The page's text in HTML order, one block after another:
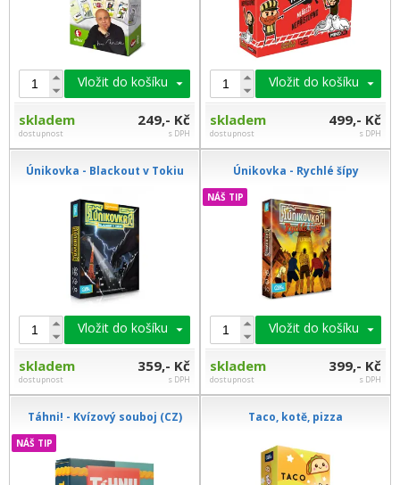
Vložit do košíku
skladem
dostupnost
249,- Kč
s DPH
Vložit do košíku
skladem
dostupnost
499,- Kč
s DPH
Únikovka - Blackout v Tokiu
Vložit do košíku
skladem
dostupnost
359,- Kč
s DPH
Únikovka - Rychlé šípy
NÁŠ TIP
Vložit do košíku
skladem
dostupnost
399,- Kč
s DPH
Táhni! - Kvízový souboj (CZ)
NÁŠ TIP
Taco, kotě, pizza